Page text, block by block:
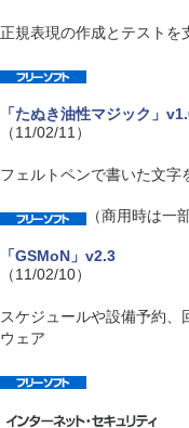
正規表現の作成とテストを
「たぬき油性マジック」
（11/02/11）
フェルトペンで書いた文字
（商用時は一
「GSMoN」v2.3
（11/02/10）
スケジュールや設備予約
ウェア